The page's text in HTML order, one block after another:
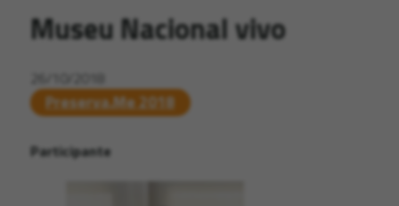
Museu Nacional vivo
Preserva.Me 2018
Participante